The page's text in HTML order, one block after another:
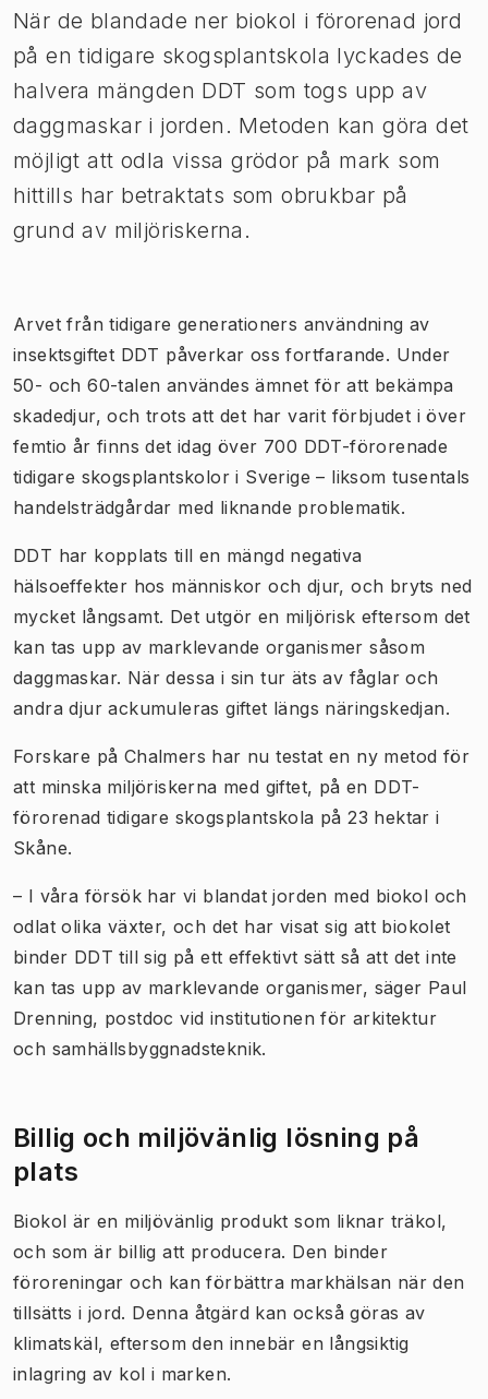
När de blandade ner biokol i förorenad jord
på en tidigare skogsplantskola lyckades de
halvera mängden DDT som togs upp av
daggmaskar i jorden. Metoden kan göra det
möjligt att odla vissa grödor på mark som
hittills har betraktats som obrukbar på
grund av miljöriskerna.
Arvet från tidigare generationers användning av
insektsgiftet DDT påverkar oss fortfarande. Under
50- och 60-talen användes ämnet för att bekämpa
skadedjur, och trots att det har varit förbjudet i över
femtio år finns det idag över 700 DDT-förorenade
tidigare skogsplantskolor i Sverige – liksom tusentals
handelsträdgårdar med liknande problematik.
DDT har kopplats till en mängd negativa
hälsoeffekter hos människor och djur, och bryts ned
mycket långsamt. Det utgör en miljörisk eftersom det
kan tas upp av marklevande organismer såsom
daggmaskar. När dessa i sin tur äts av fåglar och
andra djur ackumuleras giftet längs näringskedjan.
Forskare på Chalmers har nu testat en ny metod för
att minska miljöriskerna med giftet, på en DDT-
förorenad tidigare skogsplantskola på 23 hektar i
Skåne.
– I våra försök har vi blandat jorden med biokol och
odlat olika växter, och det har visat sig att biokolet
binder DDT till sig på ett effektivt sätt så att det inte
kan tas upp av marklevande organismer, säger Paul
Drenning, postdoc vid institutionen för arkitektur
och samhällsbyggnadsteknik.
Billig och miljövänlig lösning på
plats
Biokol är en miljövänlig produkt som liknar träkol,
och som är billig att producera. Den binder
föroreningar och kan förbättra markhälsan när den
tillsätts i jord. Denna åtgärd kan också göras av
klimatskäl, eftersom den innebär en långsiktig
inlagring av kol i marken.